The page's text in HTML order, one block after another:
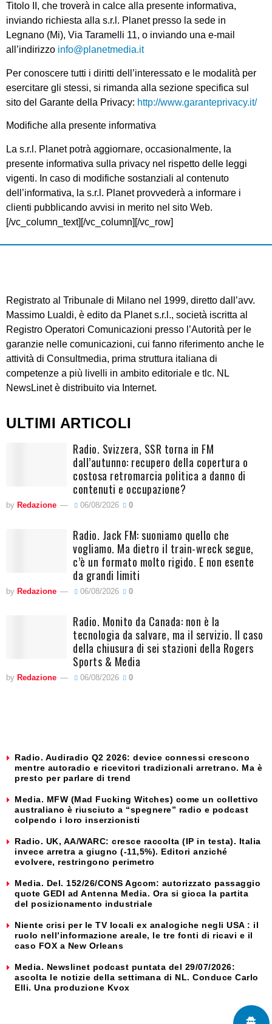
Titolo II, che troverà in calce alla presente informativa,
inviando richiesta alla s.r.l. Planet presso la sede in
Legnano (Mi), Via Taramelli 11, o inviando una e-mail
all’indirizzo info@planetmedia.it
Per conoscere tutti i diritti dell’interessato e le modalità per
esercitare gli stessi, si rimanda alla sezione specifica sul
sito del Garante della Privacy: http://www.garanteprivacy.it/
Modifiche alla presente informativa
La s.r.l. Planet potrà aggiornare, occasionalmente, la
presente informativa sulla privacy nel rispetto delle leggi
vigenti. In caso di modifiche sostanziali al contenuto
dell’informativa, la s.r.l. Planet provvederà a informare i
clienti pubblicando avvisi in merito nel sito Web.
[/vc_column_text][/vc_column][/vc_row]
Registrato al Tribunale di Milano nel 1999, diretto dall’avv.
Massimo Lualdi, è edito da Planet s.r.l., società iscritta al
Registro Operatori Comunicazioni presso l’Autorità per le
garanzie nelle comunicazioni, cui fanno riferimento anche le
attività di Consultmedia, prima struttura italiana di
competenze a più livelli in ambito editoriale e tlc. NL
NewsLinet è distribuito via Internet.
ULTIMI ARTICOLI
Radio. Svizzera, SSR torna in FM
dall’autunno: recupero della copertura o
costosa retromarcia politica a danno di
contenuti e occupazione?
by Redazione 06/08/2026 0
Radio. Jack FM: suoniamo quello che
vogliamo. Ma dietro il train-wreck segue,
c’è un formato molto rigido. E non esente
da grandi limiti
by Redazione 06/08/2026 0
Radio. Monito da Canada: non è la
tecnologia da salvare, ma il servizio. Il caso
della chiusura di sei stazioni della Rogers
Sports & Media
by Redazione 06/08/2026 0
Radio. Audiradio Q2 2026: device connessi crescono
mentre autoradio e ricevitori tradizionali arretrano. Ma è
presto per parlare di trend
Media. MFW (Mad Fucking Witches) come un collettivo
australiano è riusciuto a “spegnere” radio e podcast
colpendo i loro inserzionisti
Radio. UK, AA/WARC: cresce raccolta (IP in testa). Italia
invece arretra a giugno (-11,5%). Editori anziché
evolvere, restringono perimetro
Media. Del. 152/26/CONS Agcom: autorizzato passaggio
quote GEDI ad Antenna Media. Ora si gioca la partita
del posizionamento industriale
Niente crisi per le TV locali ex analogiche negli USA : il
ruolo nell’informazione areale, le tre fonti di ricavi e il
caso FOX a New Orleans
Media. Newslinet podcast puntata del 29/07/2026:
ascolta le notizie della settimana di NL. Conduce Carlo
Elli. Una produzione Kvox